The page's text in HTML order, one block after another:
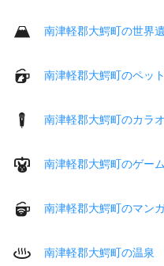
南津軽郡大鰐町の世界
南津軽郡大鰐町のペッ
南津軽郡大鰐町のカラ
南津軽郡大鰐町のゲー
南津軽郡大鰐町のマン
南津軽郡大鰐町の温泉